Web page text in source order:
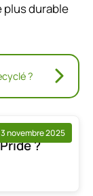
plus durable
?
3 novembre 2025
?